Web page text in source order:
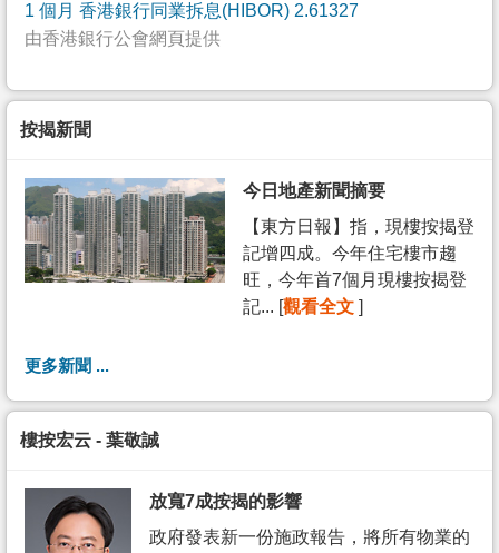
1 個月 香港銀行同業拆息(HIBOR) 2.61327
由香港銀行公會網頁提供
按揭新聞
今日地產新聞摘要
【東方日報】指，現樓按揭登
記增四成。今年住宅樓市趨
旺，今年首7個月現樓按揭登
記... [觀看全文 ]
更多新聞 ...
樓按宏云 - 葉敬誠
放寬7成按揭的影響
政府發表新一份施政報告，將所有物業的